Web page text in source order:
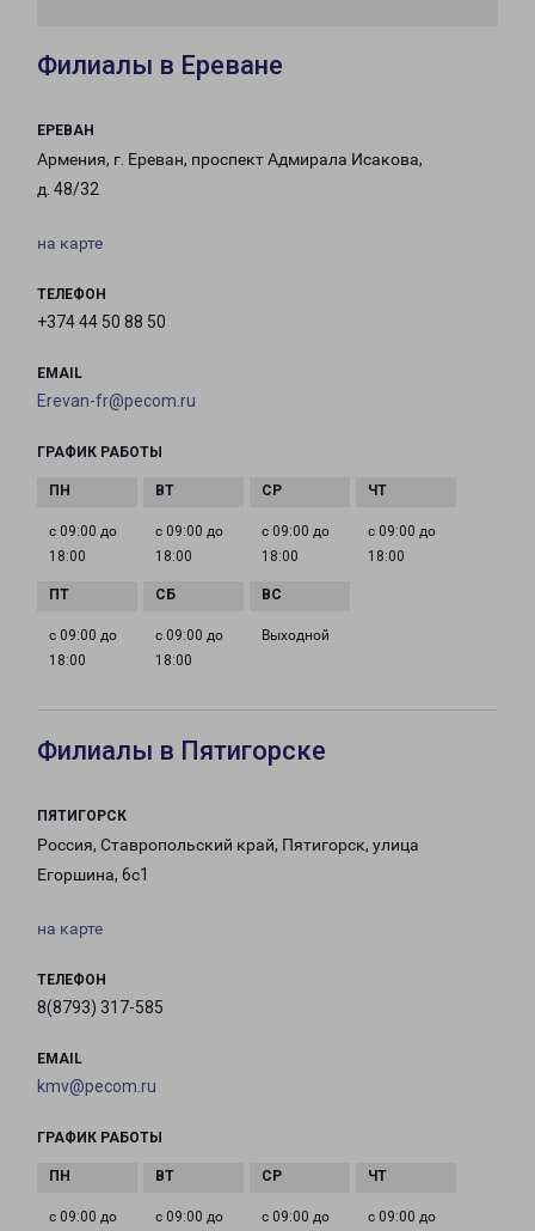
Филиалы в Ереване
ЕРЕВАН
Армения, г. Ереван, проспект Адмирала Исакова,
д. 48/32
на карте
ТЕЛЕФОН
+374 44 50 88 50
EMAIL
Erevan-fr@pecom.ru
ГРАФИК РАБОТЫ
с 09:00 до
18:00
с 09:00 до
18:00
с 09:00 до
18:00
с 09:00 до
18:00
с 09:00 до
18:00
с 09:00 до
18:00
Выходной
Филиалы в Пятигорске
ПЯТИГОРСК
Россия, Ставропольский край, Пятигорск, улица
Егоршина, 6с1
на карте
ТЕЛЕФОН
8(8793) 317-585
EMAIL
kmv@pecom.ru
ГРАФИК РАБОТЫ
с 09:00 до с 09:00 до с 09:00 до с 09:00 до